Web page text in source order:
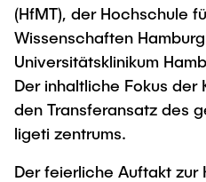
(HfMT), der Hochschule
Wissenschaften
Universitätsklinikum
Der inhaltliche Fokus
den Transferansatz des
ligeti zentrums.
Der feierliche Auftakt zur